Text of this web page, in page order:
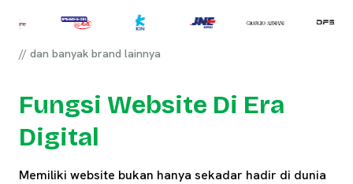
// dan banyak brand lainnya
Fungsi Website Di Era
Digital
Memiliki website bukan hanya sekadar hadir di dunia